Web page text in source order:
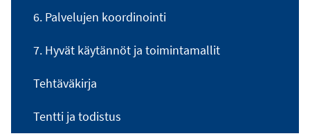
6. Palvelujen koordinointi
7. Hyvät käytännöt ja toimintamallit
Tehtäväkirja
Tentti ja todistus